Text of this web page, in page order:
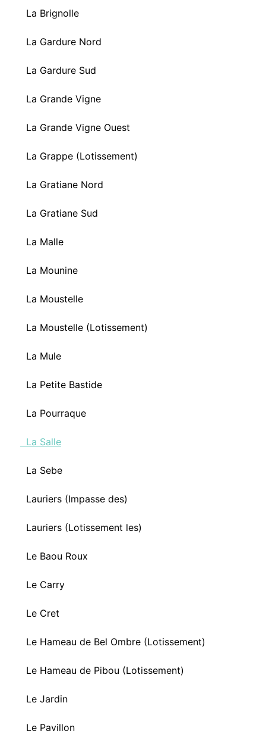
La Brignolle
La Gardure Nord
La Gardure Sud
La Grande Vigne
La Grande Vigne Ouest
La Grappe (Lotissement)
La Gratiane Nord
La Gratiane Sud
La Malle
La Mounine
La Moustelle
La Moustelle (Lotissement)
La Mule
La Petite Bastide
La Pourraque
La Salle
La Sebe
Lauriers (Impasse des)
Lauriers (Lotissement les)
Le Baou Roux
Le Carry
Le Cret
Le Hameau de Bel Ombre (Lotissement)
Le Hameau de Pibou (Lotissement)
Le Jardin
Le Pavillon